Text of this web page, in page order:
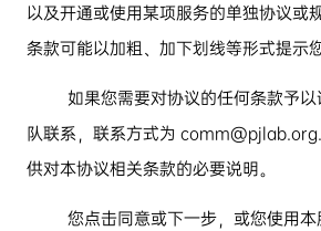
以及开通或使用某项服务的单独协议或
条款可能以加粗、加下划线等形式提示您
如果您需要对协议的任何条款予
队联系，联系方式为
供对本协议相关条款的必要说明。
您点击同意或下一步，或您使用